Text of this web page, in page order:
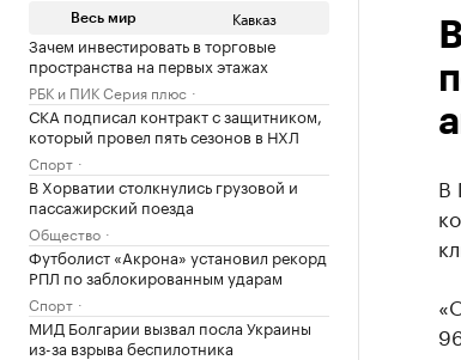
Весь мир Кавказ
Зачем инвестировать в торговые
пространства на первых этажах
РБК и ПИК Серия плюс
СКА подписал контракт с защитником,
который провел пять сезонов в НХЛ
Спорт
В Хорватии столкнулись грузовой и
пассажирский поезда
Общество
Футболист «Акрона» установил рекорд
РПЛ по заблокированным ударам
Спорт
МИД Болгарии вызвал посла Украины
из-за взрыва беспилотника
В